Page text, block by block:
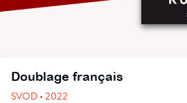
Doublage français
SVOD • 2022